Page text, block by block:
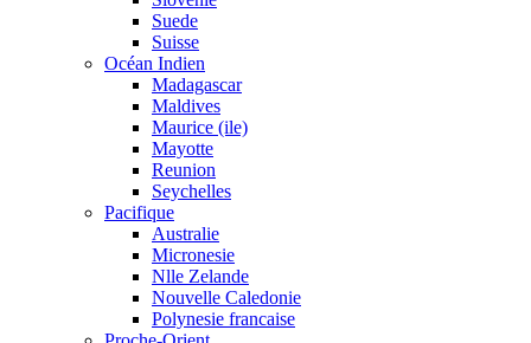
Suede
Suisse
Océan Indien
Madagascar
Maldives
Maurice (ile)
Mayotte
Reunion
Seychelles
Pacifique
Australie
Micronesie
Nlle Zelande
Nouvelle Caledonie
Polynesie francaise